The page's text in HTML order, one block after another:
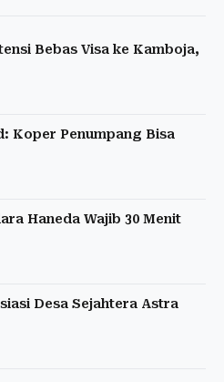
Bebas Visa ke Kamboja,
Koper Penumpang Bisa
Haneda Wajib 30 Menit
Desa Sejahtera Astra